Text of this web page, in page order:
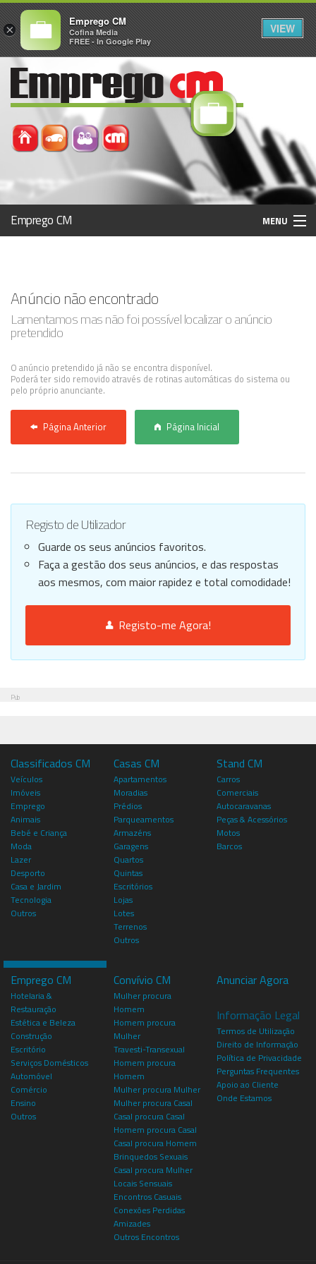
Emprego CM MENU
Registo / Login
Anunciar Agora
Anúncio não encontrado
Lamentamos mas não foi possível localizar o anúncio
pretendido
O anúncio pretendido já não se encontra disponível.
Poderá ter sido removido através de rotinas automáticas do sistema ou
pelo próprio anunciante.
Página Anterior Página Inicial
Registo de Utilizador
Guarde os seus anúncios favoritos.
Faça a gestão dos seus anúncios, e das respostas
aos mesmos, com maior rapidez e total comodidade!
Registo-me Agora!
Pub
Classificados CM
Veículos
Imóveis
Emprego
Animais
Bebé e Criança
Moda
Lazer
Desporto
Casa e Jardim
Tecnologia
Outros
Casas CM
Apartamentos
Moradias
Prédios
Parqueamentos
Armazéns
Garagens
Quartos
Quintas
Escritórios
Lojas
Lotes
Terrenos
Outros
Stand CM
Carros
Comerciais
Autocaravanas
Peças & Acessórios
Motos
Barcos
Emprego CM
Hotelaria &
Restauração
Estética e Beleza
Construção
Escritório
Serviços Domésticos
Automóvel
Comércio
Ensino
Outros
Convívio CM
Mulher procura
Homem
Homem procura
Mulher
Travesti-Transexual
Homem procura
Homem
Mulher procura Mulher
Mulher procura Casal
Casal procura Casal
Homem procura Casal
Casal procura Homem
Brinquedos Sexuais
Casal procura Mulher
Locais Sensuais
Encontros Casuais
Conexões Perdidas
Amizades
Outros Encontros
Anunciar Agora
Informação Legal
Termos de Utilização
Direito de Informação
Política de Privacidade
Perguntas Frequentes
Apoio ao Cliente
Onde Estamos
×
Emprego CM
Cofina Media
FREE - In Google Play
VIEW